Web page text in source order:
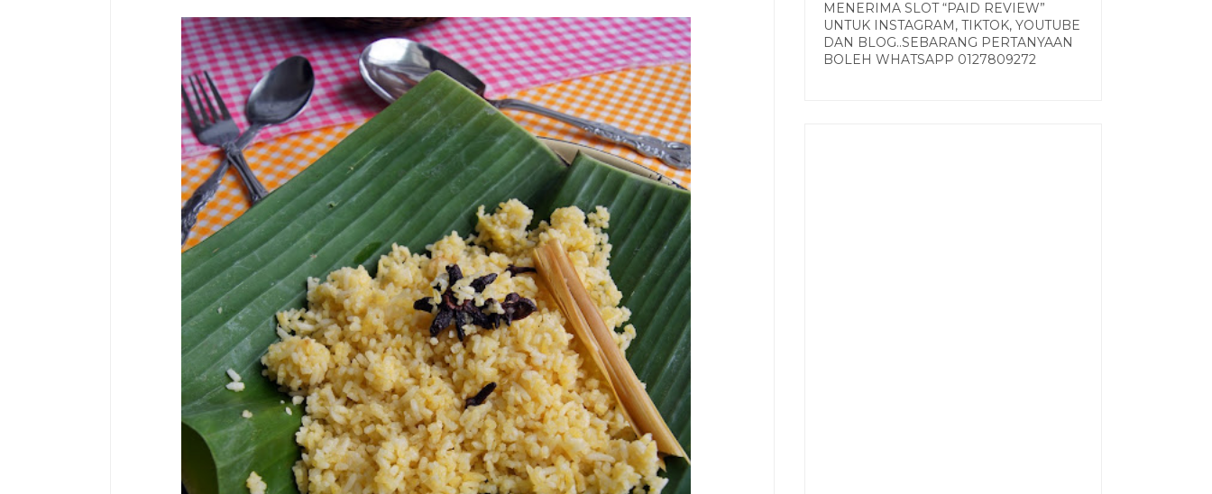
MENERIMA SLOT “PAID REVIEW”
UNTUK INSTAGRAM, TIKTOK, YOUTUBE
DAN BLOG..SEBARANG PERTANYAAN
BOLEH WHATSAPP 0127809272